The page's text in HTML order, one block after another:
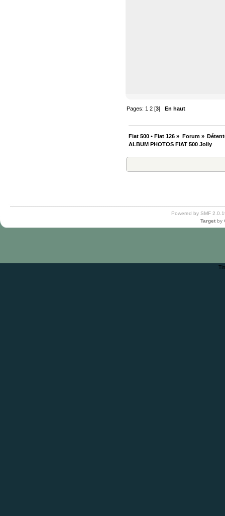
Pages: 1 2 [3]En haut
Fiat 500 • Fiat 126 » Forum»
ALBUM PHOTOS FIAT 500 Jolly
Powered by SMF
Target by